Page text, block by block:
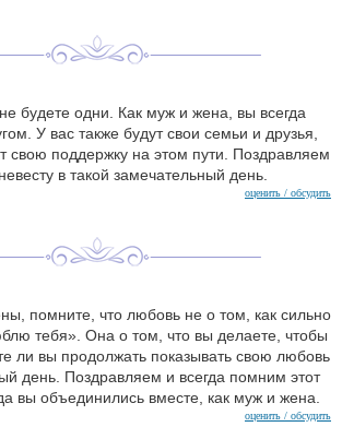
будете одни. Как муж и жена, вы всегда
У вас также будут свои семьи и друзья,
свою поддержку на этом пути. Поздравляем
в такой замечательный день.
оценить / обсудить
помните, что любовь не о том, как сильно
тебя». Она о том, что вы делаете, чтобы
ли вы продолжать показывать свою любовь
день. Поздравляем и всегда помним этот
вы объединились вместе, как муж и жена.
оценить / обсудить